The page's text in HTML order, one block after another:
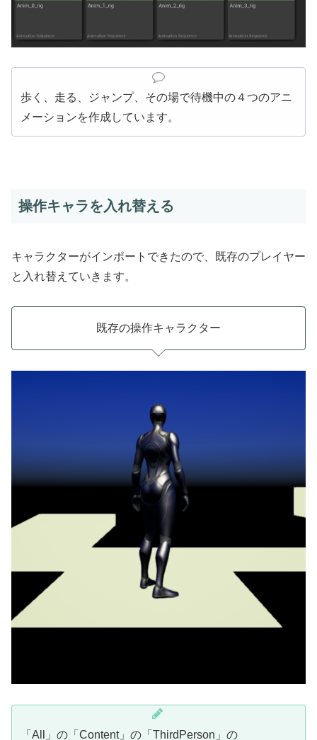
歩く、走る、ジャンプ、その場で待機中の４つのアニ
メーションを作成しています。
操作キャラを入れ替える
キャラクターがインポートできたので、既存のプレイヤー
と入れ替えていきます。
既存の操作キャラクター
「All」の「Content」の「ThirdPerson」の